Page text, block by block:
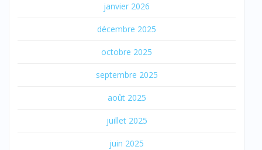
janvier 2026
décembre 2025
octobre 2025
septembre 2025
août 2025
juillet 2025
juin 2025